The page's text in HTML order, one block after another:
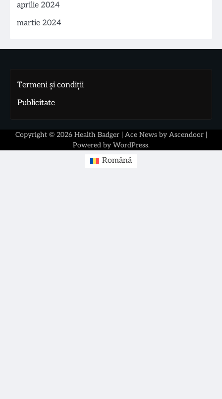
aprilie 2024
martie 2024
Termeni și condiții
Publicitate
Copyright © 2026 Health Badger| Ace News by Ascendoor|
Powered by WordPress.
Română